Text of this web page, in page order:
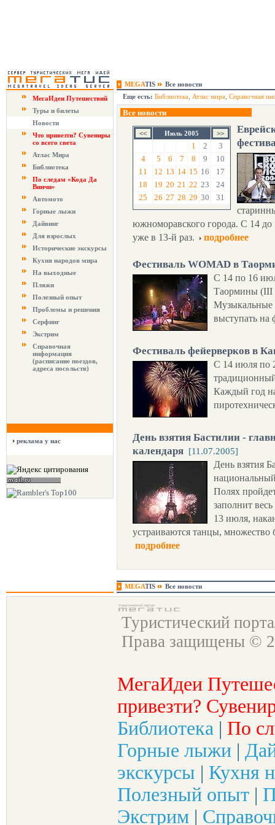
MEGATIS
Все новости
МегаИдеи Путешествий
Туры и билеты
Новости
Что привезти? Сувениры
со всего света
Атлас Мира
Библиотека
По следам «Кода Да
Винчи»
Автомото
Горные лыжи
Дайвинг
Для взрослых
Исторические экскурсы
Кухня народов мира
На выходные
Пляжи
Полезный опыт
Проблемы и решения
Серфинг
Экстрим
Справочная
информация
(расписание поездов,
адреса посольств)
реклама у нас
Еще есть: Библиотека Атлас мира Справочная
Все новости
Июль 2005
1 2
3
4
5 6 7 8 9
10
11
12 13 14 15 16
17
18
19 20 21 22 23
24
25
26 27 28 29 30 31
южноморавского города. С 14 до
уже в 13-й раз.
подробнее
Фестиваль WOMAD в
С 14 по 16
Таормины (III
Музыкальные
выступать на
Фестиваль фейерверков в
С 14 июля по
Каждый год
День взятия Бастилии -
календаря [11.07.2005]
День взятия
Полях
заполнит
13 июля,
устраиваются танцы, множество
подробнее
MEGATIS Все новости
Туристический
Права защищены ©
МегаИдеи
привезти?
Библиотека | По
Горные лыжи |
экскурсы | Кухня
Полезный опыт |
Экстрим |